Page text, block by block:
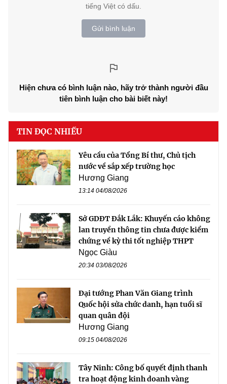
tiếng Việt có dấu.
Gửi bình luận
Hiện chưa có bình luận nào, hãy trở thành người đầu
tiên bình luận cho bài biết này!
TIN ĐỌC NHIỀU
Yêu cầu của Tổng Bí thư, Chủ tịch
nước về sắp xếp trường học
Hương Giang
13:14 04/08/2026
Sở GDĐT Đắk Lắk: Khuyến cáo không
lan truyền thông tin chưa được kiểm
chứng về kỳ thi tốt nghiệp THPT
Ngọc Giàu
20:34 03/08/2026
Đại tướng Phan Văn Giang trình
Quốc hội sửa chức danh, hạn tuổi sĩ
quan quân đội
Hương Giang
09:15 04/08/2026
Tây Ninh: Công bố quyết định thanh
tra hoạt động kinh doanh vàng